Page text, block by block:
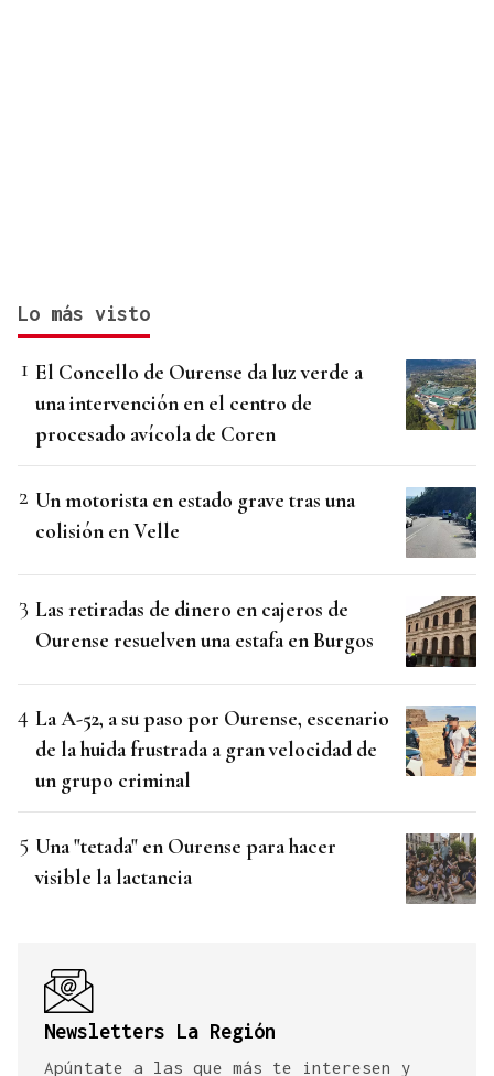
Lo más visto
El Concello de Ourense da luz verde a
una intervención en el centro de
procesado avícola de Coren
Un motorista en estado grave tras una
colisión en Velle
Las retiradas de dinero en cajeros de
Ourense resuelven una estafa en Burgos
La A-52, a su paso por Ourense, escenario
de la huida frustrada a gran velocidad de
un grupo criminal
Una "tetada" en Ourense para hacer
visible la lactancia
Newsletters La Región
Apúntate a las que más te interesen y